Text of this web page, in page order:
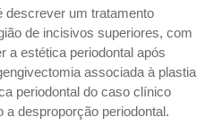
descrever um tratamento
de incisivos superiores, com
a estética periodontal após
associada à plastia
periodontal do caso clínico
a desproporção periodontal.